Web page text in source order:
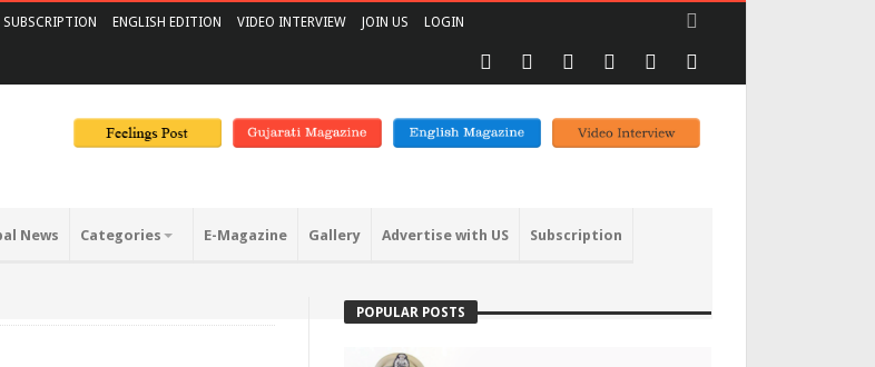
SUBSCRIPTION ENGLISH EDITION VIDEO INTERVIEW JOIN US LOGIN
News Categories E-Magazine Gallery Advertise with US Subscription
POPULAR POSTS